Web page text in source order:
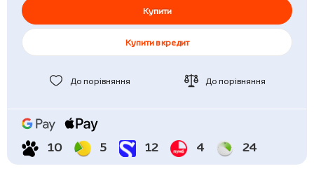
Купити
Купити в кредит
До порівняння До порівняння
10 5 12 4 24